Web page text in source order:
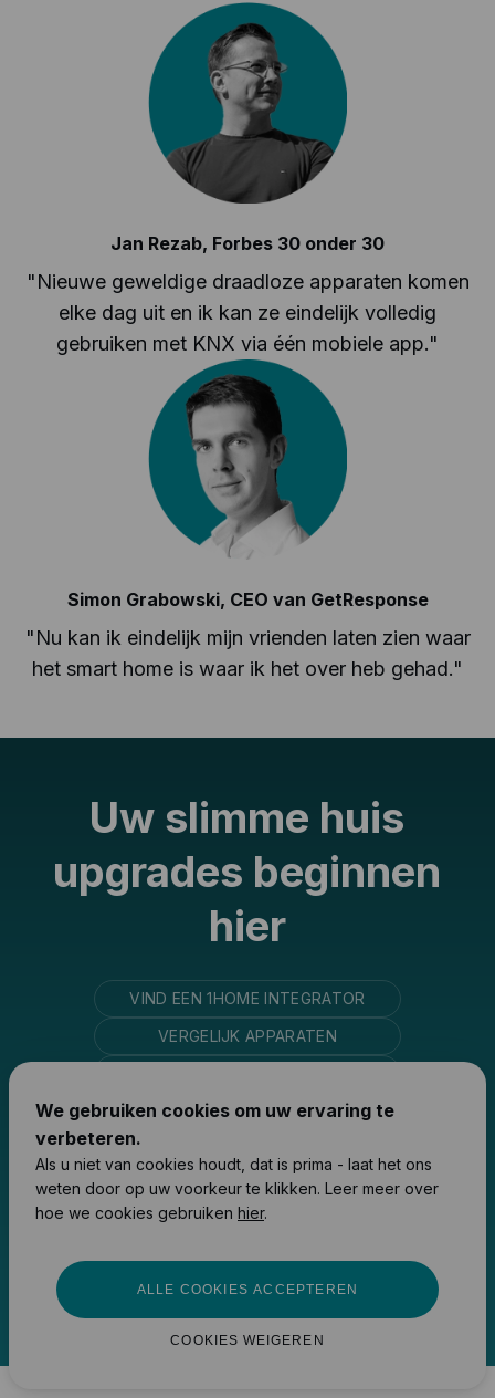
Jan Rezab, Forbes 30 onder 30
"Nieuwe geweldige draadloze apparaten komen
elke dag uit en ik kan ze eindelijk volledig
gebruiken met KNX via één mobiele app."
Simon Grabowski, CEO van GetResponse
"Nu kan ik eindelijk mijn vrienden laten zien waar
het smart home is waar ik het over heb gehad."
Uw slimme huis
upgrades beginnen
hier
VIND EEN 1HOME INTEGRATOR
VERGELIJK APPARATEN
Express Wereldwijde Verzending
*
30-dagen geld terug garantie op
2-Jaar garantie op alle producten
We gebruiken cookies om uw ervaring te
verbeteren.
Als u niet van cookies houdt, dat is prima - laat het ons
weten door op uw voorkeur te klikken. Leer meer over
hoe we cookies gebruiken hier.
COOKIES WEIGEREN
ALLE COOKIES ACCEPTEREN